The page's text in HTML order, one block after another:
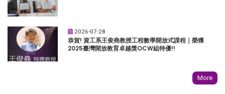
2026-07-28
恭賀! 資工系王俊堯教授工程數學開放式課程｜榮獲
2025臺灣開放教育卓越獎OCW組特優!!
More